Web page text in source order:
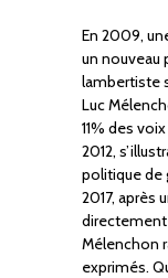
En 2009,
un nouveau
lambertiste
Luc
11% des
2012,
politique de
2017, après
directement
Mélenchon
exprimés.